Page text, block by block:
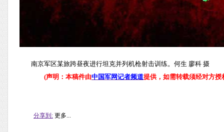
南京军区某旅跨昼夜进行坦克并列机枪射击训练。何生 廖科 摄
(声明：本稿件由中国军网记者频道提供，如需转载须经对方授
分享到: 更多...